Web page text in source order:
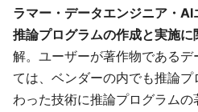
ラマー・データエンジニア・
推論プログラムの作成と実施に
解。ユーザーが著作物である
ては、ベンダーの内でも推論
わった技術に推論プログラム